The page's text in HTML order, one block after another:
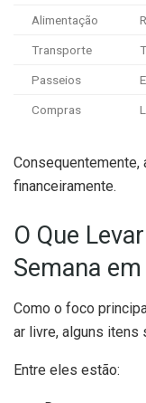
Alimentação
Transporte
Passeios
Compras
Consequentemente,
financeiramente.
O Que
Semana
Como o foco
ar livre, alguns itens
Entre eles estão: